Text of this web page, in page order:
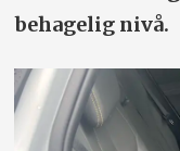
behagelig nivå.